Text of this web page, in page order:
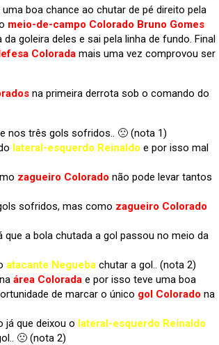
boa chance ao chutar de pé direito pela
meio-de-campo Colorado Bruno Gomes
goleira deles e sai pela linha de fundo. Final
Colorada mais uma vez comprovou ser
na primeira derrota sob o comando do
nos três gols sofridos.. 🙁 (nota 1)
lateral-esquerdo Reinaldo e por isso mal
zagueiro Colorado não pode levar tantos
sofridos, mas como zagueiro Colorado
a bola chutada a gol passou no meio da
atacante Negueba chutar a gol.. (nota 2)
área Colorada e por isso teve uma boa
de marcar o único gol Colorado na
já que deixou o lateral-esquerdo Reinaldo
🙁 (nota 2)